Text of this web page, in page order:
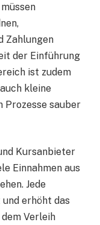
Zahlungen
der Einführung
ist zudem
kleine
Prozesse sauber
Kursanbieter
Einnahmen aus
Jede
erhöht das
Verleih